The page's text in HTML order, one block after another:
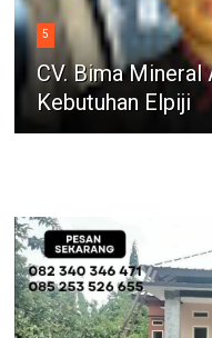
5
CV. Bima Mineral
Kebutuhan Elpiji